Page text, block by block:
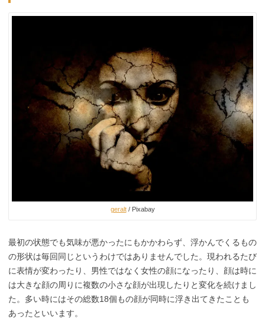
geralt/ Pixabay
最初の状態でも気味が悪かったにもかかわらず、浮かんでくるもの
の形状は毎回同じというわけではありませんでした。現われるたび
に表情が変わったり、男性ではなく女性の顔になったり、顔は時に
は大きな顔の周りに複数の小さな顔が出現したりと変化を続けまし
た。多い時にはその総数18個もの顔が同時に浮き出てきたことも
あったといいます。